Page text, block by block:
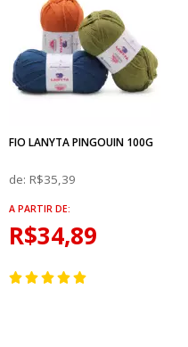
FIO LANYTA PINGOUIN 100G
de: R$35,39
A PARTIR DE:
R$34,89